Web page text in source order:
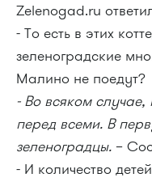
Zelenogad.ru
- То есть в этих
зеленоградские
Малино не поедут?
- Во всяком случае,
перед всеми. В
зеленоградцы. –
- И количество